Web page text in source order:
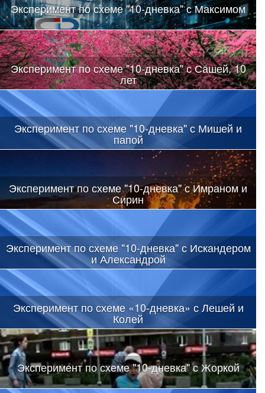
Эксперимент по схеме "10-дневка" с Максимом
Эксперимент по схеме "10-дневка" с Сашей, 10
лет
Эксперимент по схеме "10-дневка" с Мишей и
папой
Эксперимент по схеме "10-дневка" с Имраном и
Сирин
Эксперимент по схеме "10-дневка" с Искандером
и Александрой
Эксперимент по схеме «10-дневка» с Лешей и
Колей
Эксперимент по схеме "10-дневка" с Жоркой